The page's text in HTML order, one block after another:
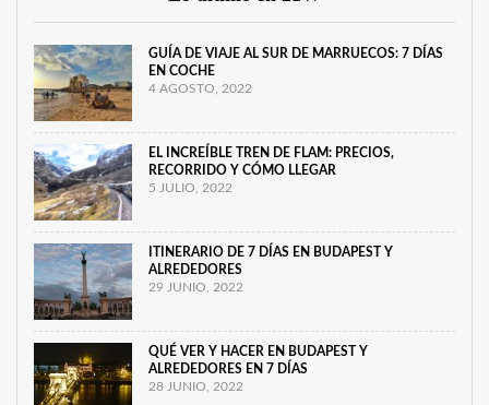
GUÍA DE VIAJE AL SUR DE MARRUECOS: 7 DÍAS
EN COCHE
4 AGOSTO, 2022
EL INCREÍBLE TREN DE FLAM: PRECIOS,
RECORRIDO Y CÓMO LLEGAR
5 JULIO, 2022
ITINERARIO DE 7 DÍAS EN BUDAPEST Y
ALREDEDORES
29 JUNIO, 2022
QUÉ VER Y HACER EN BUDAPEST Y
ALREDEDORES EN 7 DÍAS
28 JUNIO, 2022